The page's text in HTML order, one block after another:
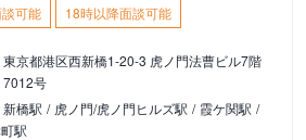
可能 18時以降面談可能
東京都港区西新橋1-20-3 虎ノ門法曹ビル7階
7012号
新橋駅
虎ノ門/虎ノ門ヒルズ駅
霞ケ関駅
駅